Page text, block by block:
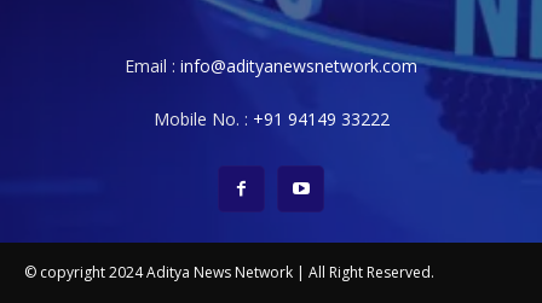
Email : info@adityanewsnetwork.com
Mobile No. : +91 94149 33222
© copyright 2024 Aditya News Network | All Right Reserved.